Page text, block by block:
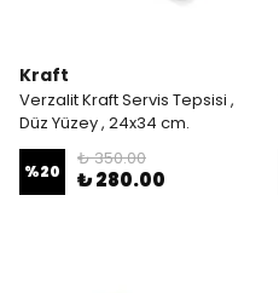
Kraft
Verzalit Kraft Servis Tepsisi ,
Düz Yüzey , 24x34 cm.
%20
₺ 350.00
₺ 280.00